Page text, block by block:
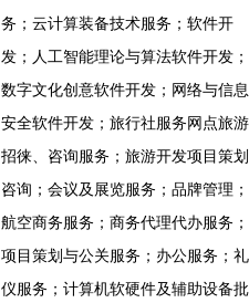
务；云计算装备技术服务；软件开
发；人工智能理论与算法软件开发；
数字文化创意软件开发；网络与信息
安全软件开发；旅行社服务网点旅游
招徕、咨询服务；旅游开发项目策划
咨询；会议及展览服务；品牌管理；
航空商务服务；商务代理代办服务；
项目策划与公关服务；办公服务；礼
仪服务；计算机软硬件及辅助设备批